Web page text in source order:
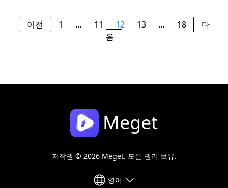
이전 1 … 11 12 13 … 18
다
음
Meget
저작권 © 2026 Meget. 모든 권리 보유.
영어